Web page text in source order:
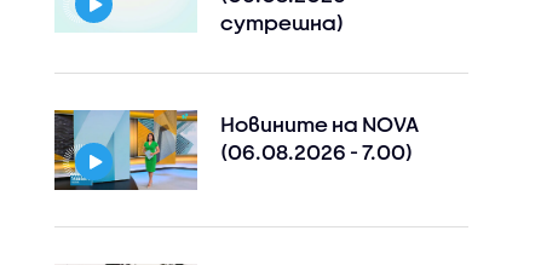
сутрешна)
Новините на NOVA
(06.08.2026 - 7.00)